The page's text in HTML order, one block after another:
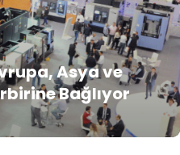
Asya ve
Bağlıyor